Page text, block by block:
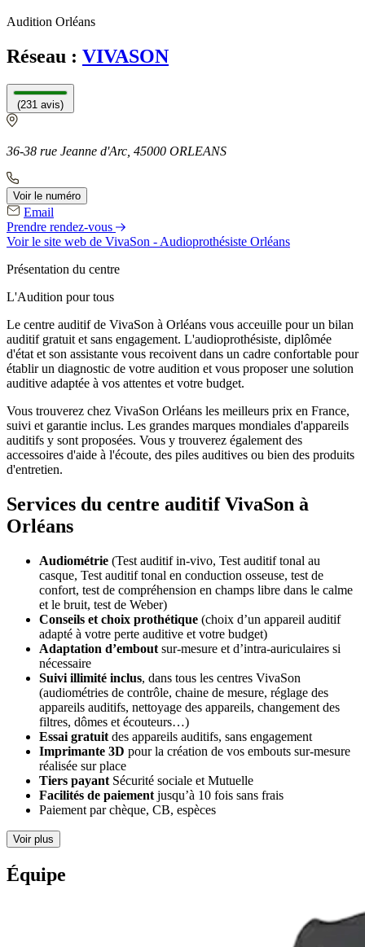
Audition Orléans
Réseau : VIVASON
(231 avis)
36-38 rue Jeanne d'Arc, 45000 ORLEANS
Voir le numéro
Email
Prendre rendez-vous
Voir le site web de VivaSon - Audioprothésiste Orléans
Présentation du centre
L'Audition pour tous
Le centre auditif de VivaSon à Orléans vous acceuille pour un bilan
auditif gratuit et sans engagement. L'audioprothésiste, diplômée
d'état et son assistante vous recoivent dans un cadre confortable pour
établir un diagnostic de votre audition et vous proposer une solution
auditive adaptée à vos attentes et votre budget.
Vous trouverez chez VivaSon Orléans les meilleurs prix en France,
suivi et garantie inclus. Les grandes marques mondiales d'appareils
auditifs y sont proposées. Vous y trouverez également des
accessoires d'aide à l'écoute, des piles auditives ou bien des produits
d'entretien.
Services du centre auditif VivaSon à
Orléans
Audiométrie (Test auditif in-vivo, Test auditif tonal au
casque, Test auditif tonal en conduction osseuse, test de
confort, test de compréhension en champs libre dans le calme
et le bruit, test de Weber)
Conseils et choix prothétique (choix d’un appareil auditif
adapté à votre perte auditive et votre budget)
Adaptation d’embout sur-mesure et d’intra-auriculaires si
nécessaire
Suivi illimité inclus, dans tous les centres VivaSon
(audiométries de contrôle, chaine de mesure, réglage des
appareils auditifs, nettoyage des appareils, changement des
filtres, dômes et écouteurs…)
Essai gratuit des appareils auditifs, sans engagement
Imprimante 3D pour la création de vos embouts sur-mesure
réalisée sur place
Tiers payant Sécurité sociale et Mutuelle
Facilités de paiement jusqu’à 10 fois sans frais
Paiement par chèque, CB, espèces
Voir plus
Équipe